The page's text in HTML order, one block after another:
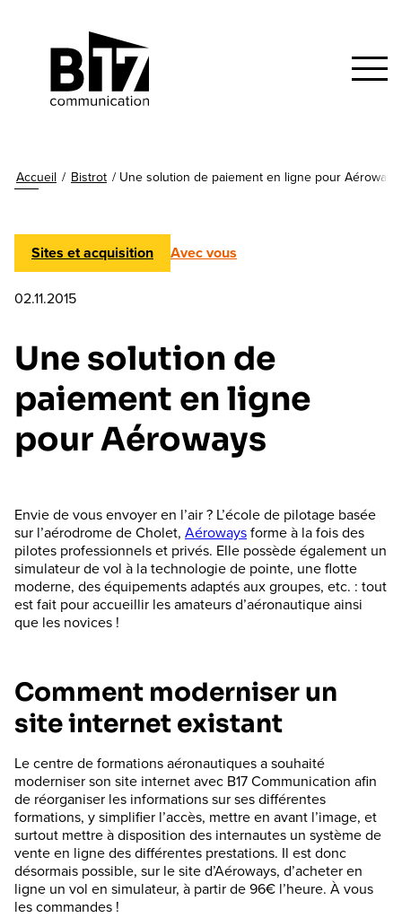
Accueil / Bistrot / Une solution de paiement en ligne pour Aéroways
Sites et acquisition Avec vous
02.11.2015
Une solution de
paiement en ligne
pour Aéroways
Envie de vous envoyer en l’air ? L’école de pilotage basée
sur l’aérodrome de Cholet, Aérowaysforme à la fois des
pilotes professionnels et privés. Elle possède également un
simulateur de vol à la technologie de pointe, une flotte
moderne, des équipements adaptés aux groupes, etc. : tout
est fait pour accueillir les amateurs d’aéronautique ainsi
que les novices !
Comment moderniser un
site internet existant
Le centre de formations aéronautiques a souhaité
moderniser son site internet avec B17 Communication afin
de réorganiser les informations sur ses différentes
formations, y simplifier l’accès, mettre en avant l’image, et
surtout mettre à disposition des internautes un système de
vente en ligne des différentes prestations. Il est donc
désormais possible, sur le site d’Aéroways, d’acheter en
ligne un vol en simulateur, à partir de 96€ l’heure. À vous
les commandes !